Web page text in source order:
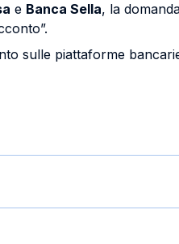
e Banca Sella, la
sulle piattaforme